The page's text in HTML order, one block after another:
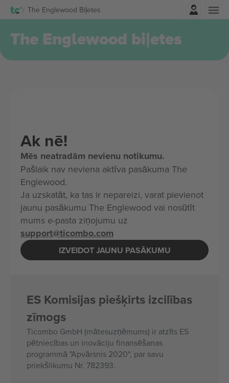
The Englewood Biļetes
The Englewood biļetes
Ak nē!
Mēs neatradām nevienu notikumu.
Pašlaik nav neviena aktīva pasākuma The
Englewood.
Ja uzskatāt, ka tas ir nepareizi, varat pievienot
jaunu pasākumu The Englewood vai nosūtīt
mums e-pasta ziņojumu uz
support@ticombo.com
IZVEIDOT JAUNU PASĀKUMU
ES Komisijas piešķirts izcilības
zīmogs
Ticombo GmbH (mātesuzņēmums) ir atzīts ES
pētniecības un inovāciju finansēšanas
programmā "Apvārsnis 2020", par savu
priekšlikumu Nr. 782393.